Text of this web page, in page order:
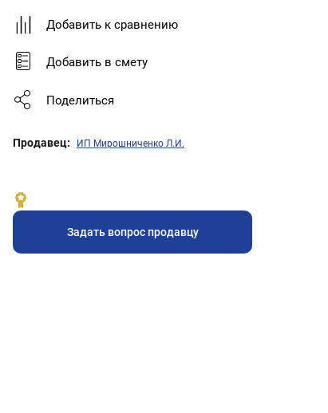
Добавить к сравнению
Добавить в смету
Поделиться
Продавец: ИП Мирошниченко Л.И.
Задать вопрос продавцу